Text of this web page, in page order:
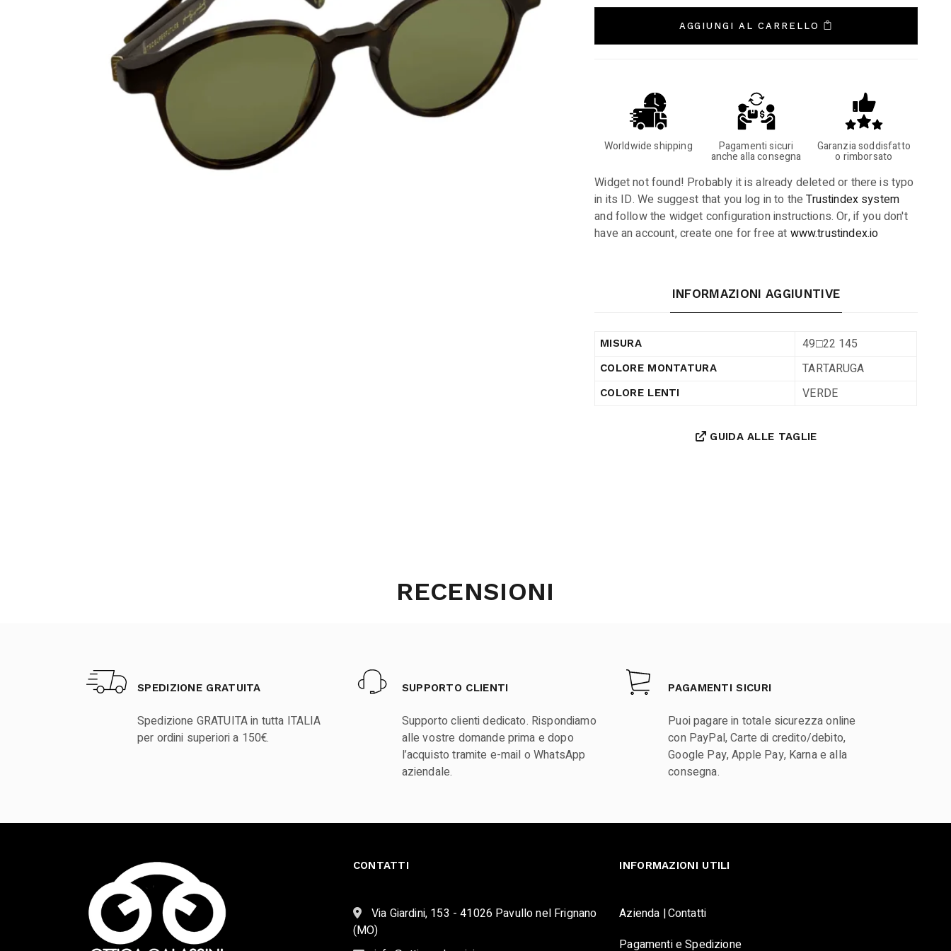
AGGIUNGI AL CARRELLO
Worldwide shipping Pagamenti sicuri
anche alla consegna
Garanzia soddisfatto
o rimborsato
Widget not found! Probably it is already deleted or there is typo
in its ID. We suggest that you log in to theTrustindex system
and follow the widget configuration instructions. Or, if you don't
have an account, create one for free at www.trustindex.io
INFORMAZIONI AGGIUNTIVE
MISURA 49□22 145
COLORE MONTATURA TARTARUGA
COLORE LENTI VERDE
GUIDA ALLE TAGLIE
RECENSIONI
SPEDIZIONE GRATUITA
Spedizione GRATUITA in tutta ITALIA
per ordini superiori a 150€.
SUPPORTO CLIENTI
Supporto clienti dedicato. Rispondiamo
alle vostre domande prima e dopo
l’acquisto tramite e-mail o WhatsApp
aziendale.
PAGAMENTI SICURI
Puoi pagare in totale sicurezza online
con PayPal, Carte di credito/debito,
Google Pay, Apple Pay, Karna e alla
consegna.
CONTATTI
Via Giardini, 153 - 41026 Pavullo nel Frignano
(MO)
INFORMAZIONI UTILI
Azienda |Contatti
Pagamenti e Spedizione